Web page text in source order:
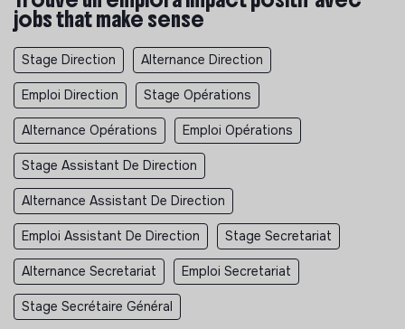
jobs that make sense
Stage Direction Alternance Direction
Emploi Direction Stage Opérations
Alternance Opérations Emploi Opérations
Stage Assistant De Direction
Alternance Assistant De Direction
Emploi Assistant De Direction Stage Secretariat
Alternance Secretariat Emploi Secretariat
Stage Secrétaire Général